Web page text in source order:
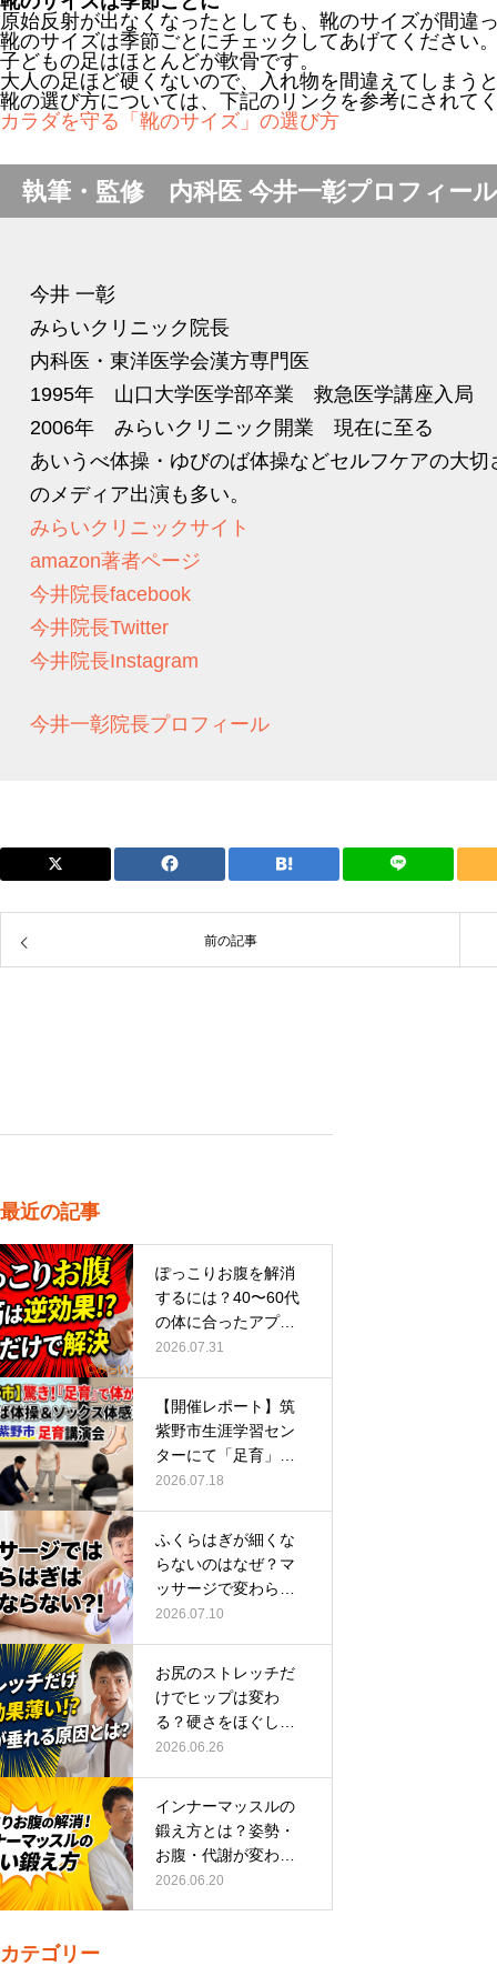
原始反射が出なくなったとしても、靴のサイズが間違
靴のサイズは季節ごとにチェックしてあげてください
子どもの足はほとんどが軟骨です。
大人の足ほど硬くないので、入れ物を間違えてしまう
靴の選び方については、下記のリンクを参考にされて
カラダを守る「靴のサイズ」の選び方
執筆・監修 内科医 今井一彰プロフィール
今井 一彰
みらいクリニック院長
内科医・東洋医学会漢方専門医
1995年 山口大学医学部卒業 救急医学講座入局
2006年 みらいクリニック開業 現在に至る
あいうべ体操・ゆびのば体操などセルフケアの大
のメディア出演も多い。
みらいクリニックサイト
amazon著者ページ
今井院長facebook
今井院長Twitter
今井院長Instagram
今井一彰院長プロフィール
前の記事
最近の記事
ぽっこりお腹を解消
するには？40〜60代
の体に合ったアプロ
ーチ
2026.07.31
【開催レポート】筑
紫野市生涯学習セン
ターにて「足育」講
演会に登壇し…
2026.07.18
ふくらはぎが細くな
らないのはなぜ？マ
ッサージで変わらな
い根本原因
2026.07.10
お尻のストレッチだ
けでヒップは変わ
る？硬さをほぐして
整える正しい方…
2026.06.26
インナーマッスルの
鍛え方とは？姿勢・
お腹・代謝が変わる
トレーニング…
2026.06.20
カテゴリー